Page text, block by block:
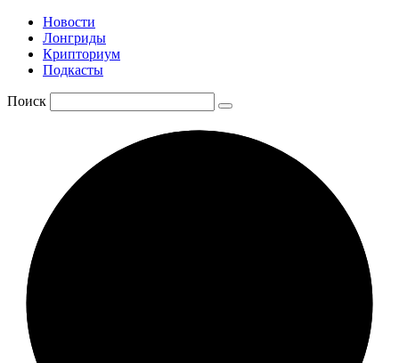
Новости
Лонгриды
Крипториум
Подкасты
Поиск